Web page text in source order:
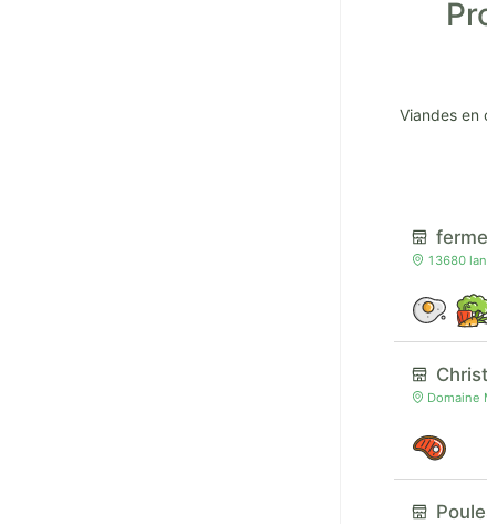
Viandes en
13680
Domaine